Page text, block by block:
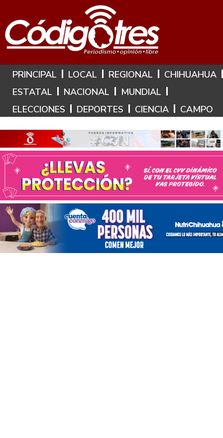
Hoy es: 7 de Agosto de 2026
PRINCIPAL LOCAL REGIONAL
CHIHUAHUA
ESTATAL
NACIONAL
MUNDIAL
ELECCIONES
DEPORTES CIENCIA CAMPO